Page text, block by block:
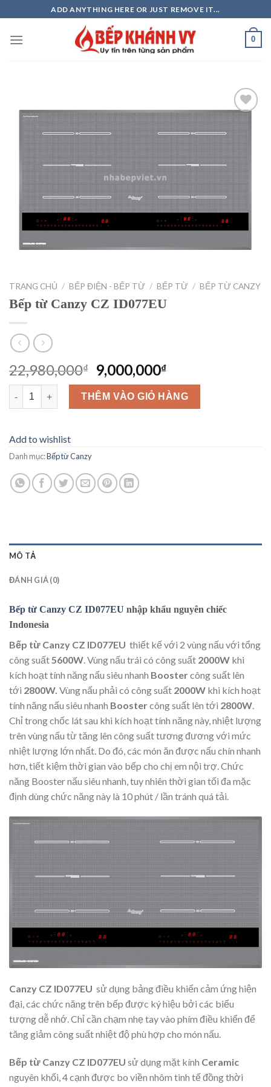
to
content
ADD ANYTHING HERE OR JUST REMOVE IT...
0
Add to
wishlist
TRANG CHỦ / BẾP ĐIỆN - BẾP TỪ / BẾP TỪ / BẾP TỪ CANZY
Bếp từ Canzy CZ ID077EU
22,980,000₫
Giá
gốc
là:
22,980,000₫.
9,000,000₫Giá
hiện
tại
là:
Bếp từ Canzy CZ ID077EU số lượng
THÊM VÀO GIỎ HÀNG
Add to wishlist
Danh mục:Bếp từ Canzy
MÔ TẢ
ĐÁNH GIÁ (0)
Bếp từ Canzy CZ ID077EU nhập khẩu nguyên chiếc
Indonesia
Bếp từ Canzy CZ ID077EU thiết kế với 2 vùng nấu với tổng
công suất5600W. Vùng nấu trái có công suất 2000W khi
kích hoạt tính năng nấu siêu nhanh Boostercông suất lên
tới 2800W. Vùng nấu phải có công suất 2000W khi kích hoạt
tính năng nấu siêu nhanh Boostercông suất lên tới 2800W.
Chỉ trong chốc lát sau khi kích hoạt tính năng này, nhiệt lượng
trên vùng nấu từ tăng lên công suất tương đương với mức
nhiệt lượng lớn nhất. Do đó, các món ăn được nấu chín nhanh
hơn, tiết kiệm thời gian vào bếp cho chị em nội trợ. Chức
năng Booster nấu siêu nhanh, tuy nhiên thời gian tối đa mặc
định dùng chức năng này là 10 phút / lần tránh quá tải.
Canzy CZ ID077EU sử dụng bảng điều khiển cảm ứng hiện
đại, các chức năng trên bếp được ký hiệu bởi các biểu
tượng dễ nhớ. Chỉ cần chạm nhẹ tay vào phím điều khiển để
tăng giảm công suất nhiệt độ phù hợp cho món nấu.
Bếp từ Canzy CZ ID077EU sử dụng mặt kính Ceramic
nguyên khối, 4 cạnh được bo viền nhôm tinh tế đồng thời